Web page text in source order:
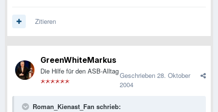
Zitieren
GreenWhiteMarkus
Die Hilfe für den ASB-AlltagGeschrieben 28. Oktober
2004
Roman_Kienast_Fan schrieb: